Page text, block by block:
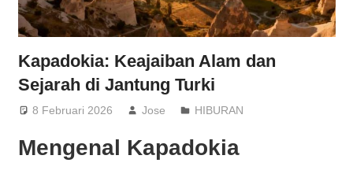
Kapadokia: Keajaiban Alam dan
Sejarah di Jantung Turki
8 Februari 2026 Jose HIBURAN
Mengenal Kapadokia